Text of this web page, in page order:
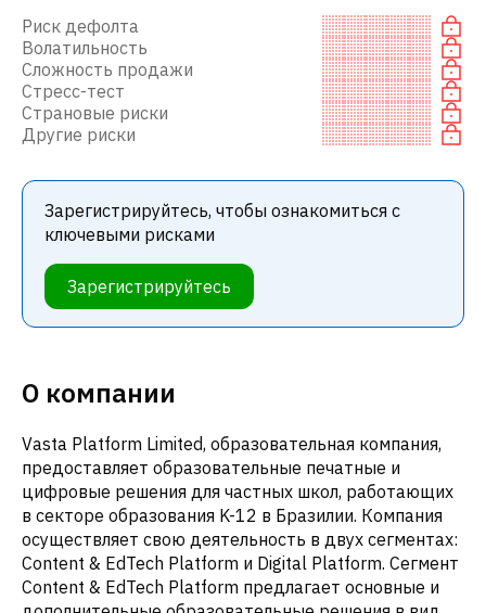
Риск дефолта
Волатильность
Сложность продажи
Стресс-тест
Страновые риски
Другие риски
Зарегистрируйтесь, чтобы ознакомиться с
ключевыми рисками
Зарегистрируйтесь
О компании
Vasta Platform Limited, образовательная компания,
предоставляет образовательные печатные и
цифровые решения для частных школ, работающих
в секторе образования K-12 в Бразилии. Компания
осуществляет свою деятельность в двух сегментах:
Content & EdTech Platform и Digital Platform. Сегмент
Content & EdTech Platform предлагает основные и